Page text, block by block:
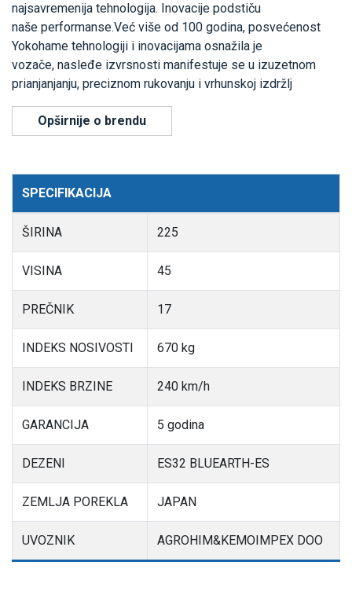
najsavremenija tehnologija. Inovacije podstiču
naše performanse.Već više od 100 godina, posvećenost
Yokohame tehnologiji i inovacijama osnažila je
vozače, nasleđe izvrsnosti manifestuje se u izuzetnom
prianjanjanju, preciznom rukovanju i vrhunskoj izdržlj
Opširnije o brendu
SPECIFIKACIJA
ŠIRINA 225
VISINA 45
PREČNIK 17
INDEKS NOSIVOSTI 670 kg
INDEKS BRZINE 240 km/h
GARANCIJA 5 godina
DEZENI ES32 BLUEARTH-ES
ZEMLJA POREKLA JAPAN
UVOZNIK AGROHIM&KEMOIMPEX DOO